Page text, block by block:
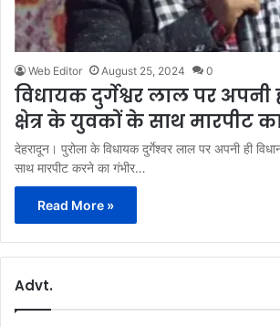
Web Editor August 25, 2024 0
विधायक दुर्गेश्वर लाल पर अपनी
क्षेत्र के युवकों के साथ मारपीट
देहरादून। पुरोला के विधायक दुर्गेश्वर लाल पर अपनी ही
साथ मारपीट करने का गंभीर…
Read More »
Advt.